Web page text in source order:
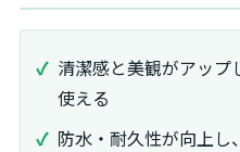
清潔感と美観がアップ
使える
防水・耐久性が向上し